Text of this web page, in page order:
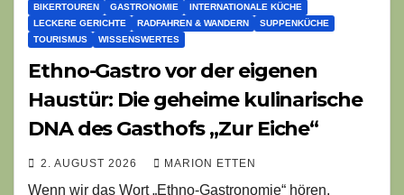
BIKERTOUREN GASTRONOMIE
INTERNATIONALE KÜCHE
LECKERE GERICHTE
RADFAHREN & WANDERN
SUPPENKÜCHE
TOURISMUS
WISSENSWERTES
Ethno-Gastro vor der eigenen
Haustür: Die geheime kulinarische
DNA des Gasthofs „Zur Eiche“
2. AUGUST 2026 MARION ETTEN
Wenn wir das Wort „Ethno-Gastronomie“ hören,